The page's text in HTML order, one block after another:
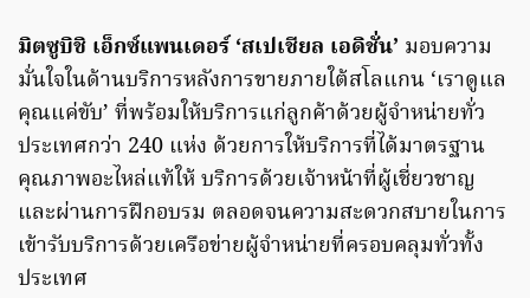
มิตซูบิชิ เอ็กซ์แพนเดอร์ ‘สเปเชียล เอดิชั่น’ มอบความ
มั่นใจในด้านบริการหลังการขายภายใต้สโลแกน ‘เราดูแล
คุณแค่ขับ’ ที่พร้อมให้บริการแก่ลูกค้าด้วยผู้จำหน่ายทั่ว
ประเทศกว่า 240 แห่ง ด้วยการให้บริการที่ได้มาตรฐาน
คุณภาพอะไหล่แท้ให้ บริการด้วยเจ้าหน้าที่ผู้เชี่ยวชาญ
และผ่านการฝึกอบรม ตลอดจนความสะดวกสบายในการ
เข้ารับบริการด้วยเครือข่ายผู้จำหน่ายที่ครอบคลุมทั่วทั้ง
ประเทศ